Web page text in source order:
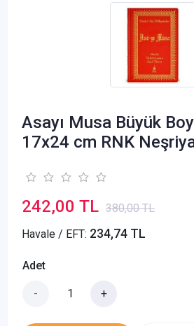
Asayı Musa Büyük
17x24 cm RNK
242,00 TL 380,00 TL
Havale / EFT: 234,74 TL
Adet
- +